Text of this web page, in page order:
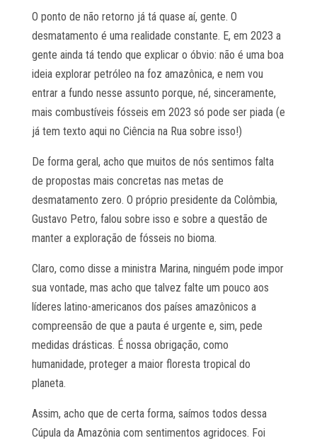
O ponto de não retorno já tá quase aí, gente. O
desmatamento é uma realidade constante. E, em 2023 a
gente ainda tá tendo que explicar o óbvio: não é uma boa
ideia explorar petróleo na foz amazônica, e nem vou
entrar a fundo nesse assunto porque, né, sinceramente,
mais combustíveis fósseis em 2023 só pode ser piada (e
já tem texto aqui no Ciência na Rua sobre isso!)
De forma geral, acho que muitos de nós sentimos falta
de propostas mais concretas nas metas de
desmatamento zero. O próprio presidente da Colômbia,
Gustavo Petro, falou sobre isso e sobre a questão de
manter a exploração de fósseis no bioma.
Claro, como disse a ministra Marina, ninguém pode impor
sua vontade, mas acho que talvez falte um pouco aos
líderes latino-americanos dos países amazônicos a
compreensão de que a pauta é urgente e, sim, pede
medidas drásticas. É nossa obrigação, como
humanidade, proteger a maior floresta tropical do
planeta.
Assim, acho que de certa forma, saímos todos dessa
Cúpula da Amazônia com sentimentos agridoces. Foi